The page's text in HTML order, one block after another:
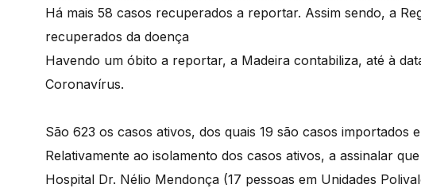
Há mais 58 casos recuperados a reportar. Assim sendo, a
recuperados da doença
Havendo um óbito a reportar, a Madeira contabiliza, até à
Coronavírus.
São 623 os casos ativos, dos quais 19 são casos importados
Relativamente ao isolamento dos casos ativos, a assinalar
Hospital Dr. Nélio Mendonça (17 pessoas em Unidades